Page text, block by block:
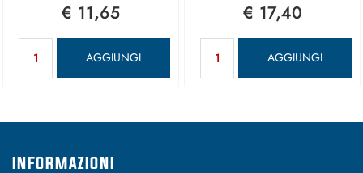
€ 11,65
AGGIUNGI
€ 17,40
AGGIUNGI
INFORMAZIONI